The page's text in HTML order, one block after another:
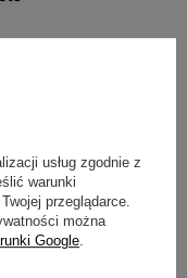
usług zgodnie z
warunki
przeglądarce.
można
Google